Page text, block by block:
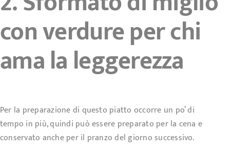
con verdure per chi
ama la leggerezza
Per la preparazione di questo piatto occorre un po’ di
tempo in più, quindi può essere preparato per la cena e
conservato anche per il pranzo del giorno successivo.